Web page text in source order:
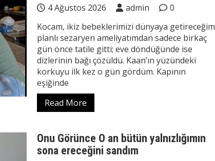
4 Ağustos 2026 admin
0
Kocam, ikiz bebeklerimizi dünyaya getireceğim
planlı sezaryen ameliyatımdan sadece birkaç
gün önce tatile gitti; eve döndüğünde ise
dizlerinin bağı çözüldü. Kaan’ın yüzündeki
korkuyu ilk kez o gün gördüm. Kapının
eşiğinde
Read More
Onu Görünce O an bütün yalnızlığımın
sona ereceğini sandım